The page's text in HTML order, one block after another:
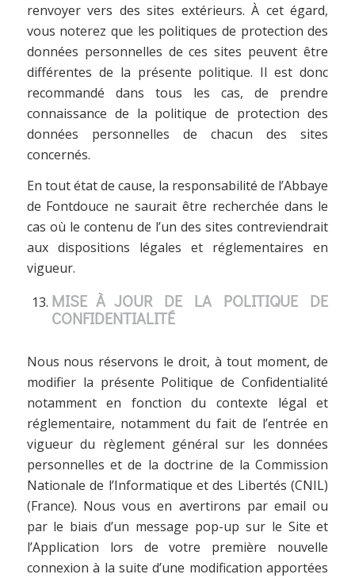
renvoyer vers des sites extérieurs. À cet égard,
vous noterez que les politiques de protection des
données personnelles de ces sites peuvent être
différentes de la présente politique. Il est donc
recommandé dans tous les cas, de prendre
connaissance de la politique de protection des
données personnelles de chacun des sites
concernés.
En tout état de cause, la responsabilité de l’Abbaye
de Fontdouce ne saurait être recherchée dans le
cas où le contenu de l’un des sites contreviendrait
aux dispositions légales et réglementaires en
vigueur.
MISE À JOUR DE LA POLITIQUE DE
CONFIDENTIALITÉ
Nous nous réservons le droit, à tout moment, de
modifier la présente Politique de Confidentialité
notamment en fonction du contexte légal et
réglementaire, notamment du fait de l’entrée en
vigueur du règlement général sur les données
personnelles et de la doctrine de la Commission
Nationale de l’Informatique et des Libertés (CNIL)
(France). Nous vous en avertirons par email ou
par le biais d’un message pop-up sur le Site et
l’Application lors de votre première nouvelle
connexion à la suite d’une modification apportées